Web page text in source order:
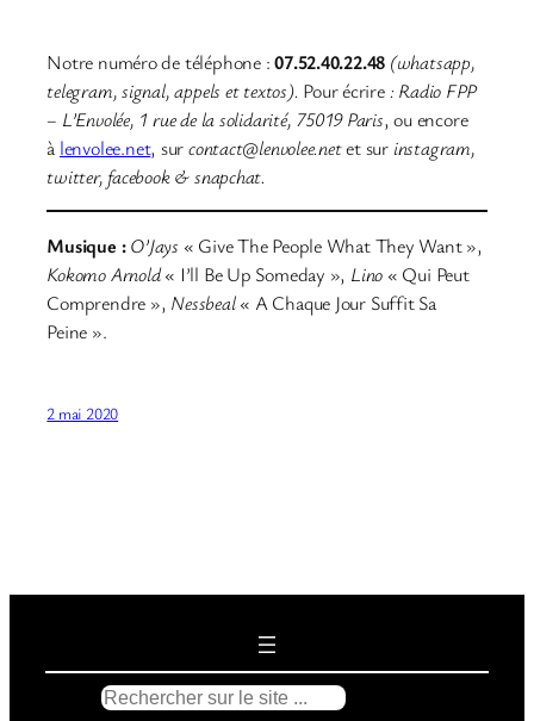
Notre numéro de téléphone :07.52.40.22.48 (whatsapp,
telegram, signal, appels et textos). Pour écrire: Radio FPP
– L’Envolée, 1 rue de la solidarité, 75019 Paris, ou encore
à lenvolee.net, surcontact@lenvolee.netet sur instagram,
twitter, facebook & snapchat.
Musique :O’Jays « Give The People What They Want »,
Kokomo Arnold« I’ll Be Up Someday », Lino « Qui Peut
Comprendre », Nessbeal« A Chaque Jour Suffit Sa
Peine ».
2 mai 2020